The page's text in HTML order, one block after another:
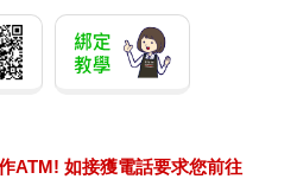
ATM! 如接獲電話要求您前往